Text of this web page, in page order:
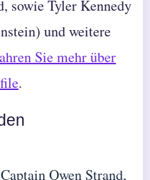
sowie Tyler Kennedy
und weitere
Sie mehr über
.
Owen Strand,